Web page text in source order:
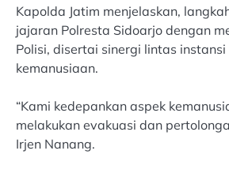
Kapolda Jatim menjelaskan,
jajaran Polresta Sidoarjo dengan
Polisi, disertai sinergi lintas
kemanusiaan.
“Kami kedepankan aspek
melakukan evakuasi dan
Irjen Nanang.